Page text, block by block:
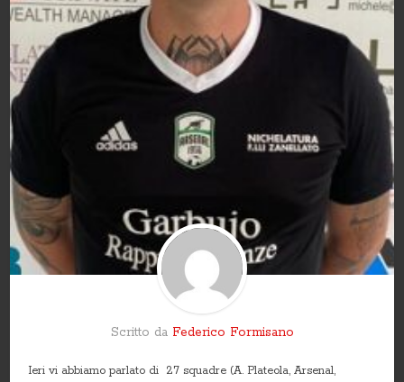
Scritto da Federico Formisano
Ieri vi abbiamo parlato di 27 squadre (A. Plateola, Arsenal,